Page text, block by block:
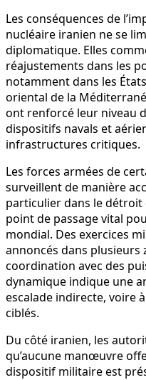
Les conséquences de
nucléaire iranien ne se
diplomatique. Elles
réajustements dans les
notamment dans les
oriental de la
ont renforcé leur niveau
dispositifs navals et
infrastructures critiques.
Les forces armées de
surveillent de manière
particulier dans le détroit
point de passage vital
mondial. Des exercices
annoncés dans
coordination avec des
dynamique indique une
escalade indirecte, voire
ciblés.
Du côté iranien, les
qu’aucune manœuvre
dispositif militaire est